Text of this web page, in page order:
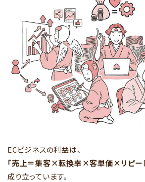
ECビジネスの利益は、
「売上＝集客×転換率×客単価×リピー
成り立っています。